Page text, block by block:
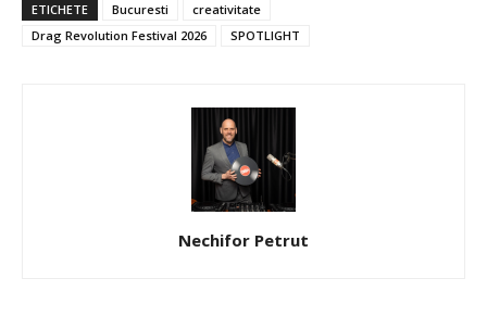
ETICHETE Bucuresti
creativitate
Drag Revolution Festival 2026
SPOTLIGHT
Nechifor Petrut